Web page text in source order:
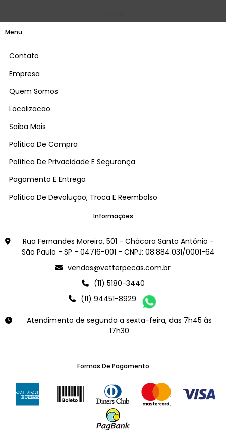
Menu
Contato
Empresa
Quem Somos
Localizacao
Saiba Mais
Política De Compra
Política De Privacidade E Segurança
Pagamento E Entrega
Política De Devolução, Troca E Reembolso
Informações
Rua Fernandes Moreira, 501 - Chácara Santo Antônio -
São Paulo - SP - 04716-001 - CNPJ: 08.884.031/0001-64
vendas@vetterpecas.com.br
(11) 5180-3440
(11) 94451-8929
Atendimento de segunda a sexta-feira, das 7h45 às
17h30
Formas De Pagamento